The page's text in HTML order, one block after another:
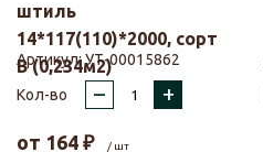
штиль
14*117(110)*2000, сорт
В (0,234м2)
Артикул:УТ-00015862
Кол-во
– +
от 164 ₽ / шт